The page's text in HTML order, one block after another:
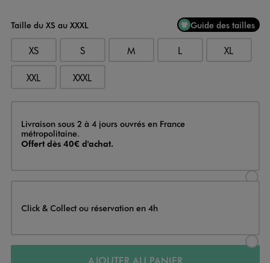
Taille du XS au XXXL Guide des tailles
XS S M L XL
XXL XXXL
Livraison
Livraison sous 2 à 4 jours ouvrés en France
métropolitaine.
Offert dès 40€ d'achat.
Click & Collect ou réservation en 4h
AJOUTER AU PANIER